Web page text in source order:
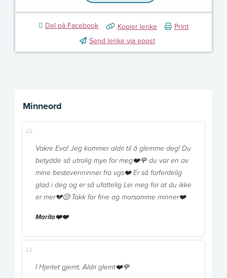
Del på Facebook Kopier lenke
Print
Send lenke via epost
Minneord
Vakre Eva! Jeg kommer aldri til å glemme deg! Du
betydde så utrolig mye for meg❤️🌹 du var en av
mine bestevenninner fra vgs❤️ Er så forferdelig
glad i deg og er så ufattelig Lei meg for at du ikke
er mer💔😢 Takk for fine og morsomme minner❤️
Marita❤️❤️
I Hjertet gjemt, Aldri glemt❤️🌹